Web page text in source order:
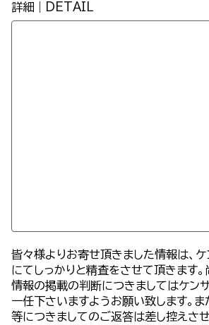
詳細｜DETAIL
皆々様よりお寄せ頂きました情報は、
にてしっかりと精査をさせて頂きます。
情報の掲載の判断につきましてはケン
一任下さいますようお願い致します。ま
等につきましてのご返答は差し控えさ